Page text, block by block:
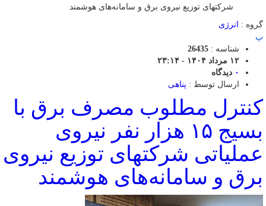
شرکتهای توزیع نیروی برق و سامانه‌های هوشمند
گروه :
انرژی
پ
شناسه : 26435
۱۲ مرداد ۱۴۰۴ - ۲۳:۱۴
۰ دیدگاه
ارسال توسط : پناهی
کنترل مطلوب مصرف برق با
بسیج ۱۵ هزار نفر نیروی
عملیاتی شرکتهای توزیع نیروی
برق و سامانه‌های هوشمند